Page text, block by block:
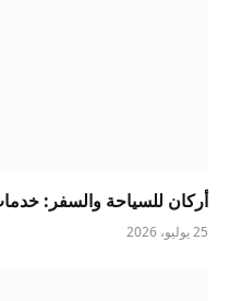
أركان للسياحة والسفر:
25 يوليو، 2026